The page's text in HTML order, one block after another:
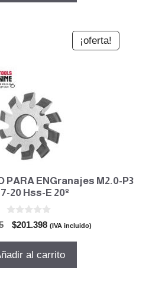
¡oferta!
PARA ENGranajes M2.0-P3
20 Hss-E 20º
El
original
$201.398El
actual
(IVA incluido)
al carrito